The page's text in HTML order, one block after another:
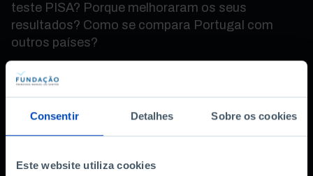
Consentir Detalhes Sobre os cookies
Este website utiliza cookies
teste PISA? Porque melhoraram os seus
resultados? Como se compara Portugal com
outros países?
Este tema serve de base a uma obra digital
inédita, que reúne num único site, a maior análise
estes testes internacionais, explicando os
factores que contribuíram para este sucesso ou
dando a possibilidade de comparar a posição de